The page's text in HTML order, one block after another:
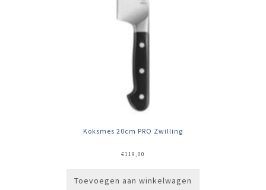
Koksmes 20cm PRO Zwilling
€119,00
Toevoegen aan winkelwagen